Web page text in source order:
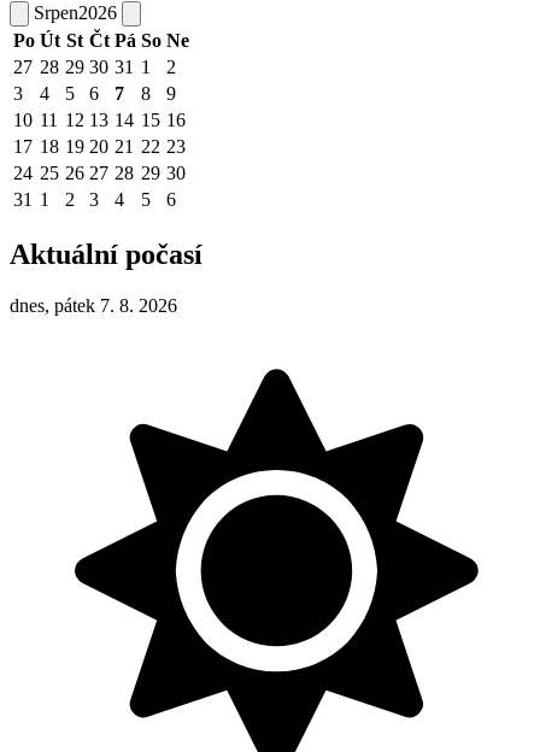
Srpen2026
Po Út St Čt Pá So Ne
27 28 29 30 31 1
2
3
4 5 6 7 8
9
10 11 12 13 14 15 16
17 18 19 20 21 22 23
24 25 26 27 28 29 30
31 1 2 3 4 5 6
Aktuální počasí
dnes, pátek 7. 8. 2026